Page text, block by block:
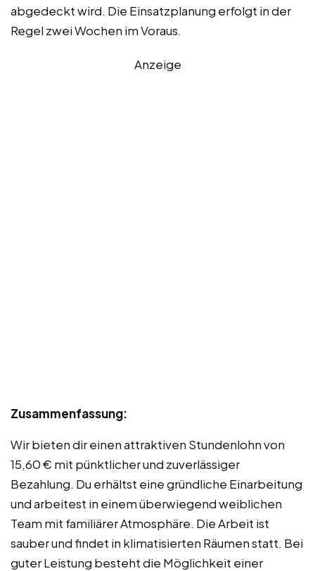
abgedeckt wird. Die Einsatzplanung erfolgt in der
Regel zwei Wochen im Voraus.
Anzeige
Zusammenfassung:
Wir bieten dir einen attraktiven Stundenlohn von
15,60 € mit pünktlicher und zuverlässiger
Bezahlung. Du erhältst eine gründliche Einarbeitung
und arbeitest in einem überwiegend weiblichen
Team mit familiärer Atmosphäre. Die Arbeit ist
sauber und findet in klimatisierten Räumen statt. Bei
guter Leistung besteht die Möglichkeit einer